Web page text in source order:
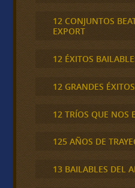
12 CONJUNTOS
EXPORT
12 ÉXITOS
12 GRANDES ÉXITOS
12 TRÍOS QUE NOS
125 AÑOS DE
13 BAILABLES DEL